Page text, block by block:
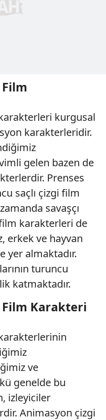
Film
kurgusal
karakterleridir.
gelen bazen de
Prenses
saçlı çizgi film
savaşçı
karakterleri de
erkek ve hayvan
yer almaktadır.
turuncu
katmaktadır.
Film Karakteri
ve
genelde bu
izleyiciler
Animasyon çizgi